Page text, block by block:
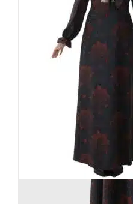
Killstar Kleid